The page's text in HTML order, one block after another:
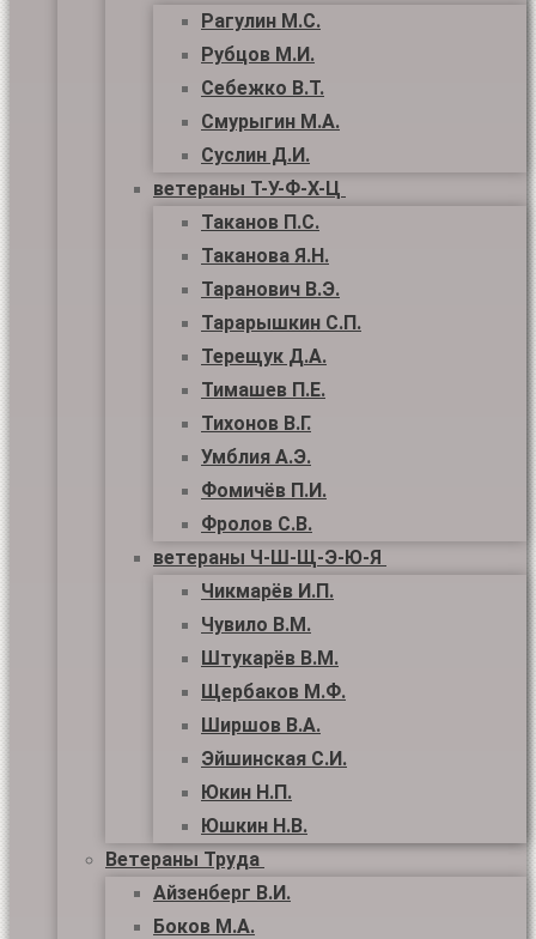
Рагулин М.С.
Рубцов М.И.
Себежко В.Т.
Смурыгин М.А.
Суслин Д.И.
ветераны Т-У-Ф-Х-Ц
Таканов П.С.
Таканова Я.Н.
Таранович В.Э.
Тарарышкин С.П.
Терещук Д.А.
Тимашев П.Е.
Тихонов В.Г.
Умблия А.Э.
Фомичёв П.И.
Фролов С.В.
ветераны Ч-Ш-Щ-Э-Ю-Я
Чикмарёв И.П.
Чувило В.М.
Штукарёв В.М.
Щербаков М.Ф.
Ширшов В.А.
Эйшинская С.И.
Юкин Н.П.
Юшкин Н.В.
Ветераны Труда
Айзенберг В.И.
Боков М.А.